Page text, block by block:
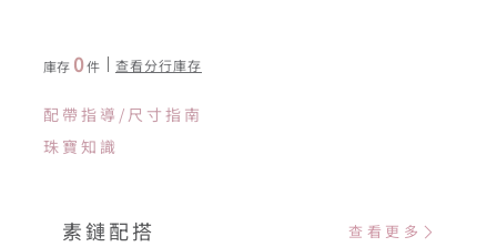
庫存 0件 查看分行庫存
配帶指導/尺寸指南
珠寶知識
素鏈配搭 查看更多